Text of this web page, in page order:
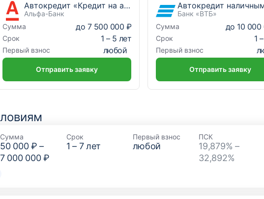
Автокредит «Кредит на автомобиль»
Альфа-Банк
Сумма
до 7 500 000 ₽
Срок 1 – 5 лет
Первый взнос любой
Отправить заявку
Автокредит
Банк «ВТБ»
Сумма
до 10
Срок 1 –
Первый взнос
Отправить заявку
Сумма
50 000 ₽ –
7 000 000 ₽
Срок
1 – 7лет
Первый взнос
любой
ПСК
19,879% –
32,892%